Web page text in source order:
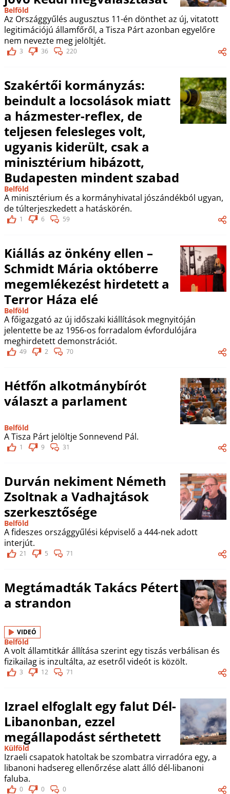
Belföld
Az Országgyűlés augusztus 11-én dönthet az új, vitatott
legitimációjú államfőről, a Tisza Párt azonban egyelőre
nem nevezte meg jelöltjét.
3 36 220
Szakértői kormányzás:
beindult a locsolások miatt
a házmester-reflex, de
teljesen felesleges volt,
ugyanis kiderült, csak a
minisztérium hibázott,
Budapesten mindent szabad
Belföld
A minisztérium és a kormányhivatal jószándékból ugyan,
de túlterjeszkedett a hatáskörén.
1 6 59
Kiállás az önkény ellen –
Schmidt Mária októberre
megemlékezést hirdetett a
Terror Háza elé
Belföld
A főigazgató az új időszaki kiállítások megnyitóján
jelentette be az 1956-os forradalom évfordulójára
meghirdetett demonstrációt.
49 2 70
Hétfőn alkotmánybírót
választ a parlament
Belföld
A Tisza Párt jelöltje Sonnevend Pál.
1 9 31
Durván nekiment Németh
Zsoltnak a Vadhajtások
szerkesztősége
Belföld
A fideszes országgyűlési képviselő a 444-nek adott
interjút.
21 5 71
Megtámadták Takács Pétert
a strandon
VIDEÓ
Belföld
A volt államtitkár állítása szerint egy tiszás verbálisan és
fizikailag is inzultálta, az esetről videót is közölt.
3 12 71
Izrael elfoglalt egy falut Dél-
Libanonban, ezzel
megállapodást sérthetett
Külföld
Izraeli csapatok hatoltak be szombatra virradóra egy, a
libanoni hadsereg ellenőrzése alatt álló dél-libanoni
faluba.
0 0 0